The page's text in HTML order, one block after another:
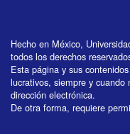
Hecho en México,
todos los derechos
Esta página y sus
lucrativos, siempre y
dirección electrónica.
De otra forma, requiere